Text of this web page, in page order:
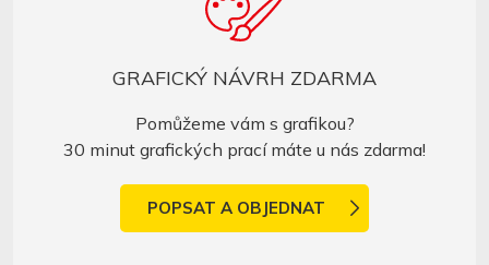
GRAFICKÝ NÁVRH ZDARMA
Pomůžeme vám s grafikou?
30 minut grafických prací máte u nás zdarma!
POPSAT A OBJEDNAT